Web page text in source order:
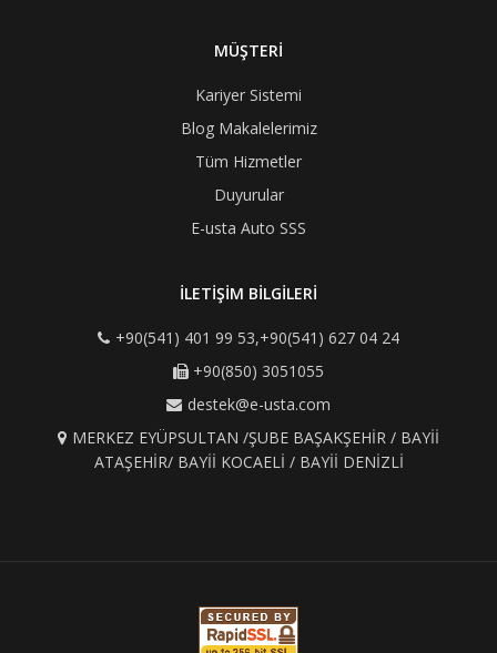
MÜŞTERİ
Kariyer Sistemi
Blog Makalelerimiz
Tüm Hizmetler
Duyurular
E-usta Auto SSS
İLETİŞİM BİLGİLERİ
+90(541) 401 99 53,+90(541) 627 04 24
+90(850) 3051055
destek@e-usta.com
MERKEZ EYÜPSULTAN /ŞUBE BAŞAKŞEHİR / BAYİİ
ATAŞEHİR/ BAYİİ KOCAELİ / BAYİİ DENİZLİ